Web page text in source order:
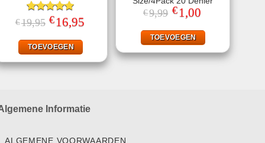
Gewaardeerd
5.00uit 5
€19,95 Oorspronkelijke
prijs
€19,95.
€ 16,95
TOEVOEGEN
€9,99 Oorspronkelijke
prijs
€9,99.
€ 1,00Huidige
prijs
€1,00.
TOEVOEGEN
Informatie
ALGEMENE VOORWAARDEN